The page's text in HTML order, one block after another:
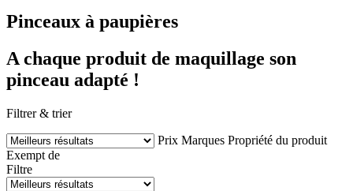
Pinceaux à paupières
A chaque produit de maquillage son
pinceau adapté !
Filtrer & trier
Prix Marques Propriété du produit
Exempt de
Filtre